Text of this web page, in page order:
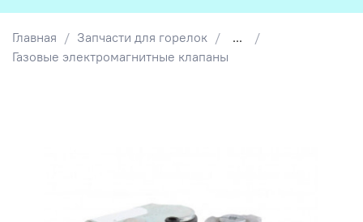
Главная Запчасти для горелок
...
Газовые электромагнитные клапаны